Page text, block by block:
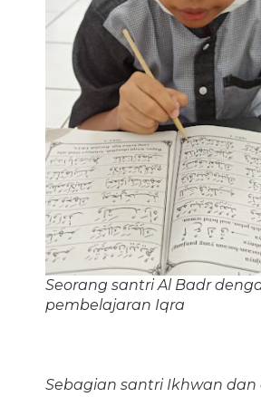
Seorang santri Al Badr
pembelajaran Iqra
Sebagian santri Ikhwan